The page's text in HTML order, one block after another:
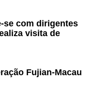
se com dirigentes
visita de
Fujian-Macau